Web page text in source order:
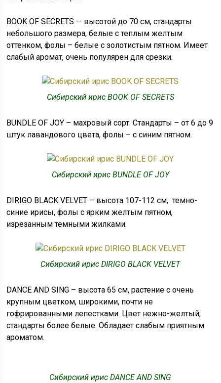
BOOK OF SECRETS — высотой до 70 см, стандарты
небольшого размера, белые с теплым желтым
оттенком, фолы – белые с золотистым пятном. Имеет
слабый аромат, очень популярен для срезки.
Сибирский ирис BOOK OF SECRETS
BUNDLE OF JOY – махровый сорт. Стандарты – от 6 до 9
штук лавандового цвета, фолы – с синим пятном.
Сибирский ирис BUNDLE OF JOY
DIRIGO BLACK VELVET – высота 107-112 см, темно-
синие ирисы, фолы с ярким желтым пятном,
изрезанным темными жилками.
Сибирский ирис DIRIGO BLACK VELVET
DANCE AND SING – высота 65 см, растение с очень
крупным цветком, широкими, почти не
гофрированными лепестками. Цвет нежно-желтый,
стандарты более белые. Обладает слабым приятным
ароматом.
Сибирский ирис DANCE AND SING